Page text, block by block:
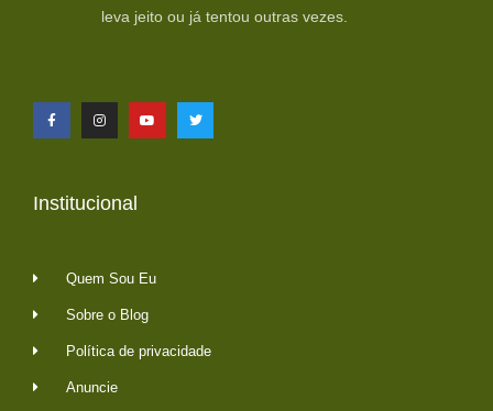
leva jeito ou já tentou outras vezes.
Institucional
Quem Sou Eu
Sobre o Blog
Política de privacidade
Anuncie